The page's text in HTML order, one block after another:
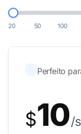
20 50 100
Perfeito
$10/